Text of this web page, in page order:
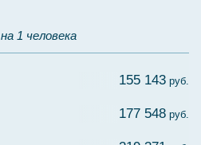
на 1 человека
155 143 руб.
177 548 руб.